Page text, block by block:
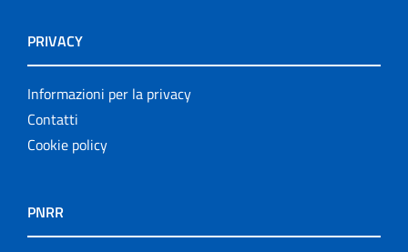
PRIVACY
Informazioni per la privacy
Contatti
Cookie policy
PNRR